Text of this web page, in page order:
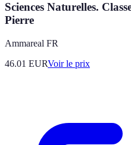
Sciences Naturelles.
Pierre
Ammareal FR
46.01 EURVoir le prix